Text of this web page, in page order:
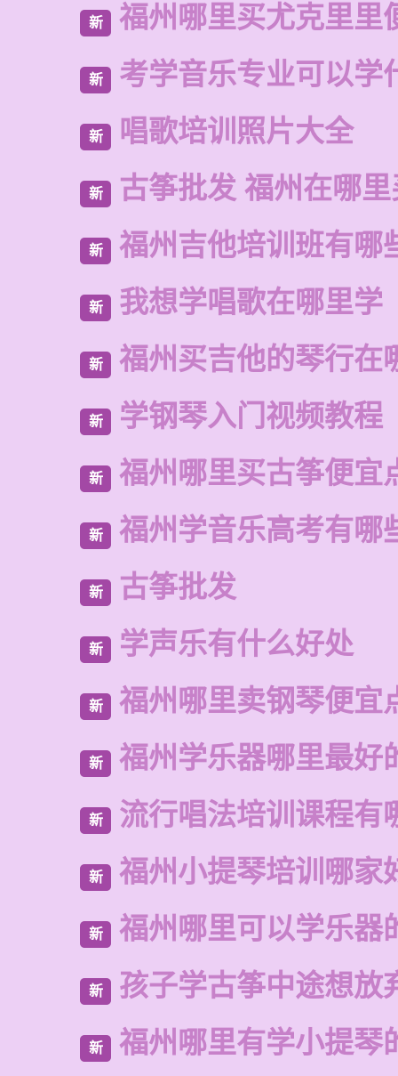
新 福州哪里买尤克里里
新 考学音乐专业可以学
新 唱歌培训照片大全
新 古筝批发 福州在哪
新 福州吉他培训班有哪
新 我想学唱歌在哪里学
新 福州买吉他的琴行在
新 学钢琴入门视频教程
新 福州哪里买古筝便宜
新 福州学音乐高考有哪
新 古筝批发
新 学声乐有什么好处
新 福州哪里卖钢琴便宜
新 福州学乐器哪里最好
新 流行唱法培训课程有
新 福州小提琴培训哪家
新 福州哪里可以学乐器
新 孩子学古筝中途想放
新 福州哪里有学小提琴